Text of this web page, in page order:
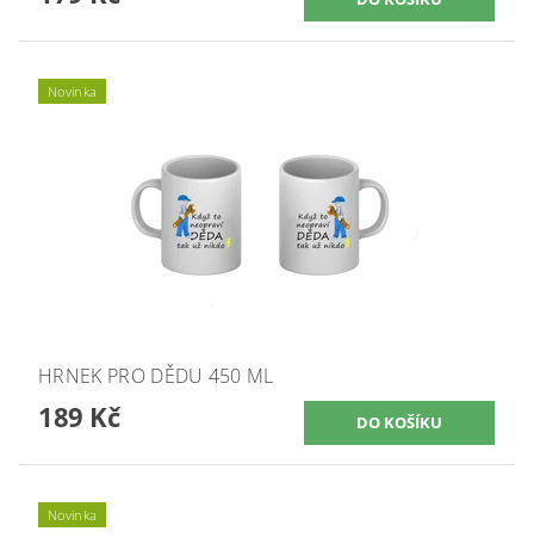
Novinka
HRNEK PRO DĚDU 450 ML
189 Kč
Novinka